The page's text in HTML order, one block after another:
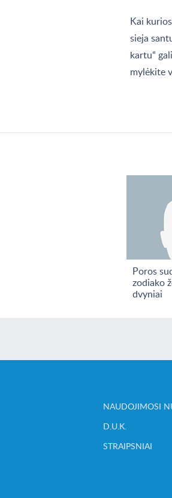
Kai
sieja
kartu“
mylėkite
Poros
zodiako
dvyniai
NAUDOJIMOSI
D.U.K.
STRAIPSNIAI